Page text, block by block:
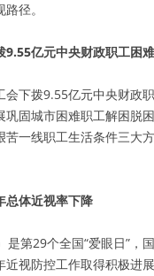
径。
9.55亿元中央财政职工困
会下拨9.55亿元中央财政
巩固城市困难职工解困脱
苦一线职工生活条件三大
总体近视率下降
是第29个全国“爱眼日”，
近视防控工作取得积极进